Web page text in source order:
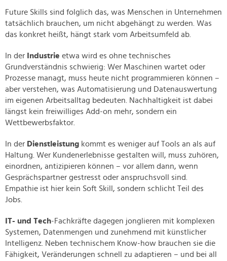
Future Skills sind folglich das, was Menschen in Unternehmen
tatsächlich brauchen, um nicht abgehängt zu werden. Was
das konkret heißt, hängt stark vom Arbeitsumfeld ab.
In der Industrie etwa wird es ohne technisches
Grundverständnis schwierig: Wer Maschinen wartet oder
Prozesse managt, muss heute nicht programmieren können –
aber verstehen, was Automatisierung und Datenauswertung
im eigenen Arbeitsalltag bedeuten. Nachhaltigkeit ist dabei
längst kein freiwilliges Add-on mehr, sondern ein
Wettbewerbsfaktor.
In der Dienstleistung kommt es weniger auf Tools an als auf
Haltung. Wer Kundenerlebnisse gestalten will, muss zuhören,
einordnen, antizipieren können – vor allem dann, wenn
Gesprächspartner gestresst oder anspruchsvoll sind.
Empathie ist hier kein Soft Skill, sondern schlicht Teil des
Jobs.
IT- und Tech-Fachkräfte dagegen jonglieren mit komplexen
Systemen, Datenmengen und zunehmend mit künstlicher
Intelligenz. Neben technischem Know-how brauchen sie die
Fähigkeit, Veränderungen schnell zu adaptieren – und bei all